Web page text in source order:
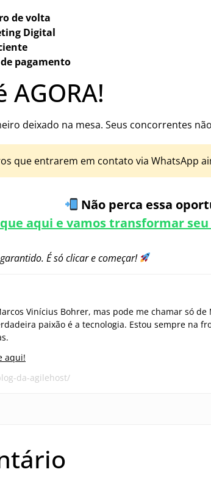
de volta
Digital
pagamento
deixado na mesa. Seus concorrentes
que entrarem em contato via WhatsApp
Não perca essa
aqui e vamos transformar seu
É só clicar e começar!
Vinícius Bohrer, mas pode me chamar só
paixão é a tecnologia. Estou sempre na
aqui!
da-agilehost/